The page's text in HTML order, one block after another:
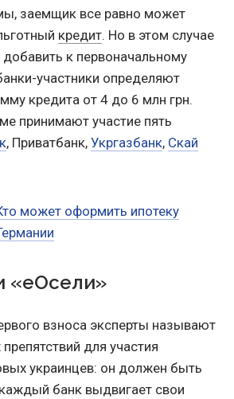
заемщик все равно может
кредит. Но в этом случае
добавить к первоначальному
участники определяют
кредита от 4 до 6 млн грн.
принимают участие пять
, Приватбанк, Укргазбанк, Скай
может оформить ипотеку
«еОсели»
взноса эксперты называют
для участия
украинцев: он должен быть
банк выдвигает свои